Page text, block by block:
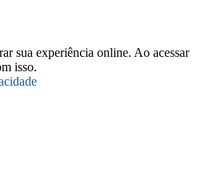
sua experiência online. Ao acessar
isso.